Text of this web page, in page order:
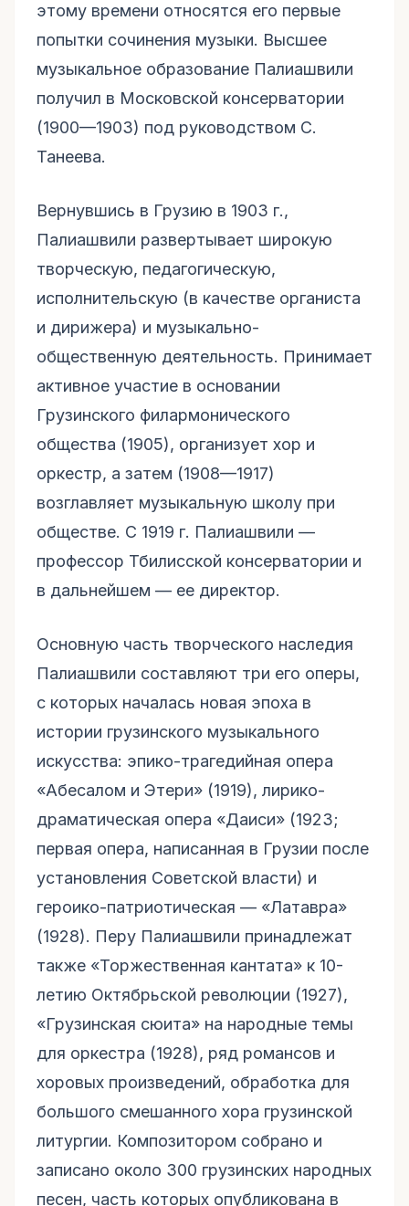
этому времени относятся его первые
попытки сочинения музыки. Высшее
музыкальное образование Палиашвили
получил в Московской консерватории
(1900—1903) под руководством С.
Танеева.
Вернувшись в Грузию в 1903 г.,
Палиашвили развертывает широкую
творческую, педагогическую,
исполнительскую (в качестве органиста
и дирижера) и музыкально-
общественную деятельность. Принимает
активное участие в основании
Грузинского филармонического
общества (1905), организует хор и
оркестр, а затем (1908—1917)
возглавляет музыкальную школу при
обществе. С 1919 г. Палиашвили —
профессор Тбилисской консерватории и
в дальнейшем — ее директор.
Основную часть творческого наследия
Палиашвили составляют три его оперы,
с которых началась новая эпоха в
истории грузинского музыкального
искусства: эпико-трагедийная опера
«Абесалом и Этери» (1919), лирико-
драматическая опера «Даиси» (1923;
первая опера, написанная в Грузии после
установления Советской власти) и
героико-патриотическая — «Латавра»
(1928). Перу Палиашвили принадлежат
также «Торжественная кантата» к 10-
летию Октябрьской революции (1927),
«Грузинская сюита» на народные темы
для оркестра (1928), ряд романсов и
хоровых произведений, обработка для
большого смешанного хора грузинской
литургии. Композитором собрано и
записано около 300 грузинских народных
песен, часть которых опубликована в